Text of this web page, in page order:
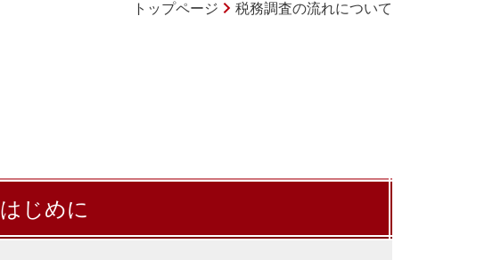
トップページ 税務調査の流れについて
はじめに